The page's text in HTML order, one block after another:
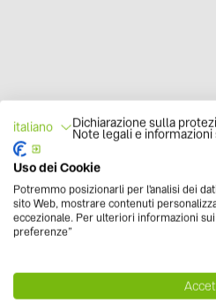
italiano Dichiarazione sulla
Note legali e
Uso dei Cookie
Potremmo posizionarli per l'analisi dei
sito Web, mostrare contenuti
eccezionale. Per ulteriori informazioni
preferenze”